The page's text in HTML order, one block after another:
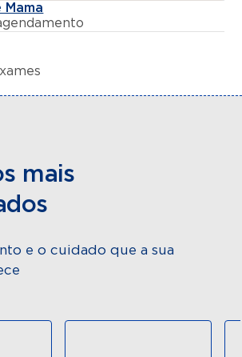
Mama
mais
e o cuidado que a sua